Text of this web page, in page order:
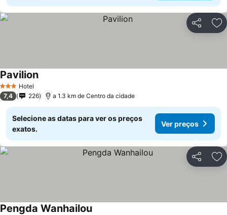
Partilhar
3 EstrelasHotel
Pavilion
7,4 226 a 1.3 km de Centro da cidade
Selecione as datas para ver os preços
exatos.
Ver preços
Partilhar
Pengda Wanhailou